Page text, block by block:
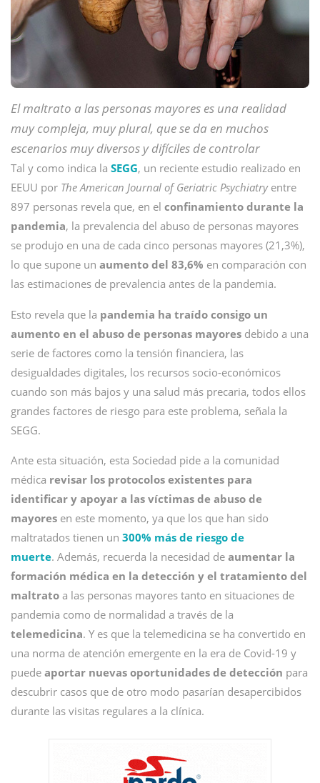
El maltrato a las personas mayores es una realidad
muy compleja, muy plural, que se da en muchos
escenarios muy diversos y difíciles de controlar
Tal y como indica la SEGG, un reciente estudio realizado en
EEUU por The American Journal of Geriatric Psychiatryentre
897 personas revela que, en el confinamiento durante la
pandemia, la prevalencia del abuso de personas mayores
se produjo en una de cada cinco personas mayores (21,3%),
lo que supone un aumento del 83,6% en comparación con
las estimaciones de prevalencia antes de la pandemia.
Esto revela que la pandemia ha traído consigo un
aumento en el abuso de personas mayores debido a una
serie de factores como la tensión financiera, las
desigualdades digitales, los recursos socio-económicos
cuando son más bajos y una salud más precaria, todos ellos
grandes factores de riesgo para este problema, señala la
SEGG.
Ante esta situación, esta Sociedad pide a la comunidad
médica revisar los protocolos existentes para
identificar y apoyar a las víctimas de abuso de
mayores en este momento, ya que los que han sido
maltratados tienen un 300% más de riesgo de
muerte. Además, recuerda la necesidad de aumentar la
formación médica en la detección y el tratamiento del
maltrato a las personas mayores tanto en situaciones de
pandemia como de normalidad a través de la
telemedicina. Y es que la telemedicina se ha convertido en
una norma de atención emergente en la era de Covid-19 y
puede aportar nuevas oportunidades de detección para
descubrir casos que de otro modo pasarían desapercibidos
durante las visitas regulares a la clínica.